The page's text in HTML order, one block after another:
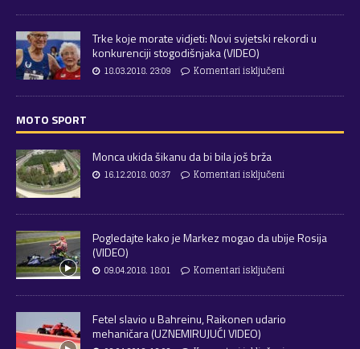
Trke koje morate vidjeti: Novi svjetski rekordi u
konkurenciji stogodišnjaka (VIDEO)
18.03.2018. 23:09 Komentari isključeni
MOTO SPORT
Monca ukida šikanu da bi bila još brža
16.12.2018. 00:37 Komentari isključeni
Pogledajte kako je Markez mogao da ubije Rosija
(VIDEO)
09.04.2018. 18:01 Komentari isključeni
Fetel slavio u Bahreinu, Raikonen udario
mehaničara (UZNEMIRUJUĆI VIDEO)